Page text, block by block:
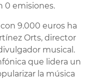
0 emisiones.
9.000 euros ha
Orts, director
musical.
que lidera un
la música